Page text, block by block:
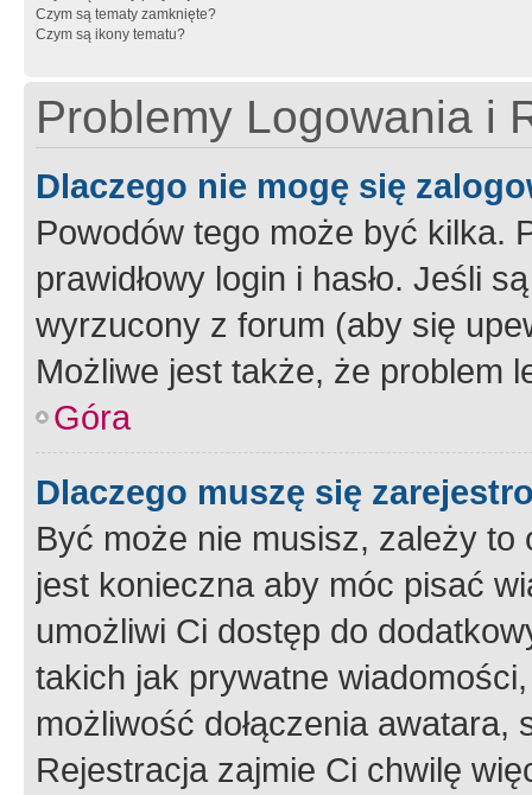
Czym są tematy zamknięte?
Czym są ikony tematu?
Problemy Logowania i
Dlaczego nie mogę się
Powodów tego może być kilka.
prawidłowy login i hasło. Jeśli
wyrzucony z forum (aby się
Możliwe jest także, że problem
Góra
Dlaczego muszę się
Być może nie musisz, zależy
jest konieczna aby móc pisać
umożliwi Ci dostęp do
takich jak prywatne
możliwość dołączenia
Rejestracja zajmie Ci chwilę